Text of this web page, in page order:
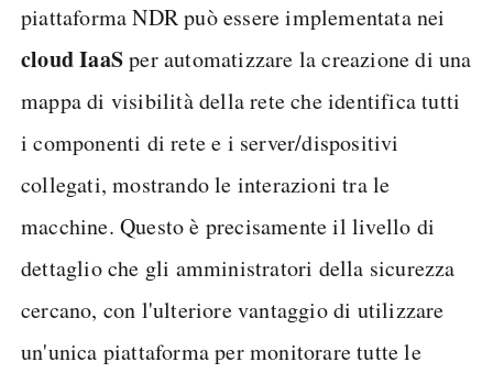
piattaforma NDR può essere implementata nei
cloud IaaSper automatizzare la creazione di una
mappa di visibilità della rete che identifica tutti
i componenti di rete e i server/dispositivi
collegati, mostrando le interazioni tra le
macchine. Questo è precisamente il livello di
dettaglio che gli amministratori della sicurezza
cercano, con l'ulteriore vantaggio di utilizzare
un'unica piattaforma per monitorare tutte le